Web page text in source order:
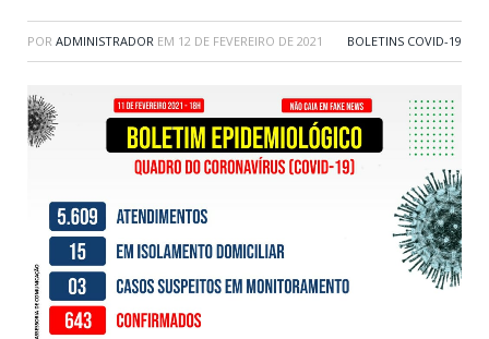
POR ADMINISTRADOR EM 12 DE FEVEREIRO DE 2021 BOLETINS COVID-19